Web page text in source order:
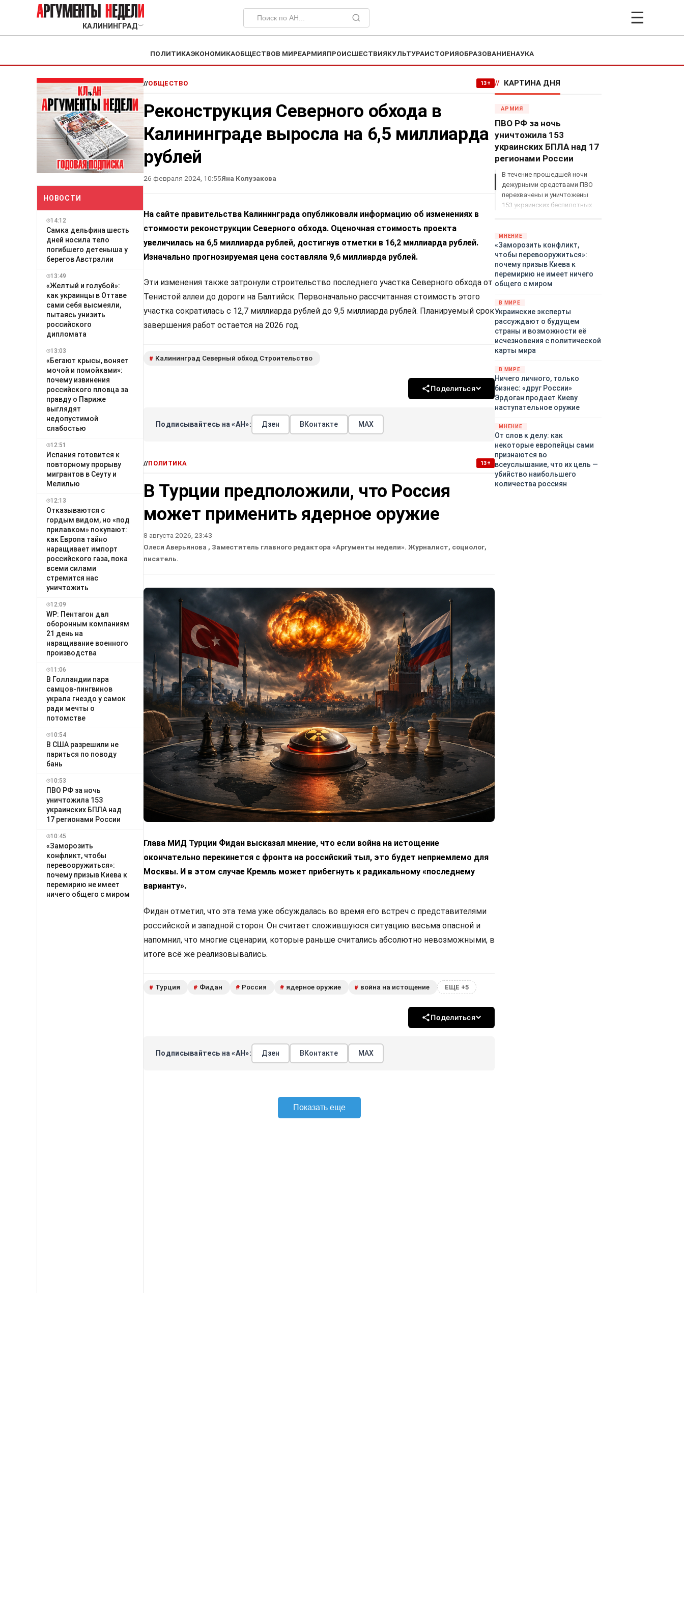
КАЛИНИНГРАД﹀ ☰
ПОЛИТИКАЭКОНОМИКАОБЩЕСТВОВ МИРЕАРМИЯПРОИСШЕСТВИЯКУЛЬТУРАИСТОРИЯОБРАЗОВАНИЕНАУКА
НОВОСТИ
14:12
Самка дельфина шесть
дней носила тело
погибшего детеныша у
берегов Австралии
13:49
«Желтый и голубой»:
как украинцы в Оттаве
сами себя высмеяли,
пытаясь унизить
российского
дипломата
13:03
«Бегают крысы, воняет
мочой и помойками»:
почему извинения
российского пловца за
правду о Париже
выглядят
недопустимой
слабостью
12:51
Испания готовится к
повторному прорыву
мигрантов в Сеуту и
Мелилью
12:13
Отказываются с
гордым видом, но «под
прилавком» покупают:
как Европа тайно
наращивает импорт
российского газа, пока
всеми силами
стремится нас
уничтожить
12:09
WP: Пентагон дал
оборонным компаниям
21 день на
наращивание военного
производства
11:06
В Голландии пара
самцов-пингвинов
украла гнездо у самок
ради мечты о
потомстве
10:54
В США разрешили не
париться по поводу
бань
10:53
ПВО РФ за ночь
уничтожила 153
украинских БПЛА над
17 регионами России
10:45
«Заморозить
конфликт, чтобы
перевооружиться»:
почему призыв Киева к
перемирию не имеет
ничего общего с миром
//ОБЩЕСТВО 13+
Реконструкция Северного обхода в
Калининграде выросла на 6,5 миллиарда
рублей
26 февраля 2024, 10:55Яна Колузакова
На сайте правительства Калининграда опубликовали информацию об изменениях в
стоимости реконструкции Северного обхода. Оценочная стоимость проекта
увеличилась на 6,5 миллиарда рублей, достигнув отметки в 16,2 миллиарда рублей.
Изначально прогнозируемая цена составляла 9,6 миллиарда рублей.
Эти изменения также затронули строительство последнего участка Северного обхода от
Тенистой аллеи до дороги на Балтийск. Первоначально рассчитанная стоимость этого
участка сократилась с 12,7 миллиарда рублей до 9,5 миллиарда рублей. Планируемый срок
завершения работ остается на 2026 год.
# Калининград Северный обход Строительство
Поделиться
Подписывайтесь на «АН»: Дзен ВКонтакте МАХ
//ПОЛИТИКА 13+
В Турции предположили, что Россия
может применить ядерное оружие
8 августа 2026, 23:43
Олеся Аверьянова , Заместитель главного редактора «Аргументы недели». Журналист, социолог,
писатель.
Глава МИД Турции Фидан высказал мнение, что если война на истощение
окончательно перекинется с фронта на российский тыл, это будет неприемлемо для
Москвы. И в этом случае Кремль может прибегнуть к радикальному «последнему
варианту».
Фидан отметил, что эта тема уже обсуждалась во время его встреч с представителями
российской и западной сторон. Он считает сложившуюся ситуацию весьма опасной и
напомнил, что многие сценарии, которые раньше считались абсолютно невозможными, в
итоге всё же реализовывались.
# Турция # Фидан # Россия # ядерное оружие # война на истощение ЕЩЕ +5
Поделиться
Подписывайтесь на «АН»: Дзен ВКонтакте МАХ
Показать еще
// КАРТИНА ДНЯ
АРМИЯ
ПВО РФ за ночь
уничтожила 153
украинских БПЛА над 17
регионами России
В течение прошедшей ночи
дежурными средствами ПВО
перехвачены и уничтожены
153 украинских беспилотных
территориями Белгородской,
Брянской, Владимирской,
Воронежской, Калужской,
Курской, Липецкой,
Орловской, Ростовской,
Рязанской, Самарской,
Тульской областей,
Московского региона,
Республики Крым, Республики
Татарстан, Краснодарского
края и над акваториями
МНЕНИЕ
«Заморозить конфликт,
чтобы перевооружиться»:
почему призыв Киева к
перемирию не имеет ничего
общего с миром
В МИРЕ
Украинские эксперты
рассуждают о будущем
страны и возможности её
исчезновения с политической
карты мира
В МИРЕ
Ничего личного, только
бизнес: «друг России»
Эрдоган продает Киеву
наступательное оружие
МНЕНИЕ
От слов к делу: как
некоторые европейцы сами
признаются во
всеуслышание, что их цель —
убийство наибольшего
количества россиян